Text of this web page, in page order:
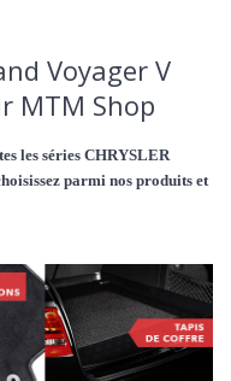
Voyager V
MTM Shop
les séries CHRYSLER
parmi nos produits et